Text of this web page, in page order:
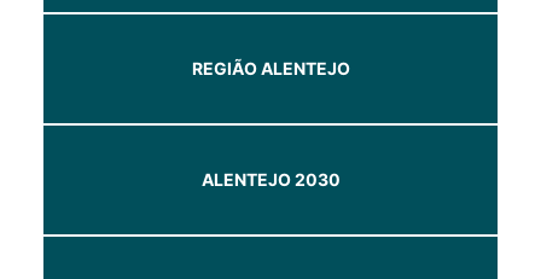
REGIÃO ALENTEJO
ALENTEJO 2030